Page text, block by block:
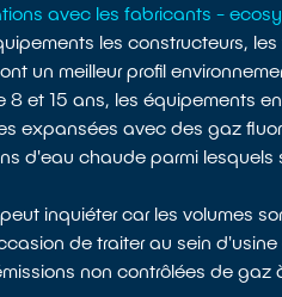
avec les fabricants -
les constructeurs,
un meilleur profil
et 15 ans, les équipements
expansées avec des gaz
d'eau chaude parmi
inquiéter car les volumes
de traiter au sein
non contrôlées de gaz